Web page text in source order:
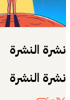
نشرة النشرة
نشرة النشرة